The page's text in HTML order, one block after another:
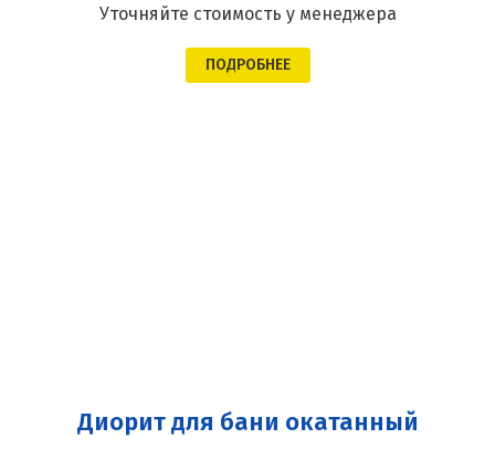
Уточняйте стоимость у менеджера
ПОДРОБНЕЕ
Диорит для бани окатанный